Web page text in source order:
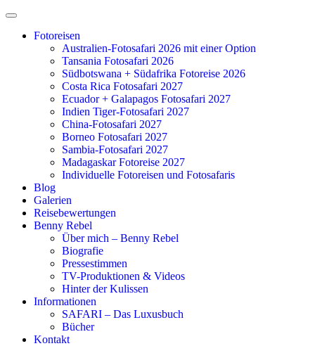
Zum
springenFotoreisen
Australien-Fotosafari 2026 mit einer Option
Tansania Fotosafari 2026
Südbotswana + Südafrika Fotoreise 2026
Costa Rica Fotosafari 2027
Ecuador + Galapagos Fotosafari 2027
Indien Tiger-Fotosafari 2027
China-Fotosafari 2027
Borneo Fotosafari 2027
Sambia-Fotosafari 2027
Madagaskar Fotoreise 2027
Individuelle Fotoreisen und Fotosafaris
Blog
Galerien
Reisebewertungen
Benny Rebel
Über mich – Benny Rebel
Biografie
Pressestimmen
TV-Produktionen & Videos
Hinter der Kulissen
Informationen
SAFARI – Das Luxusbuch
Bücher
Kontakt